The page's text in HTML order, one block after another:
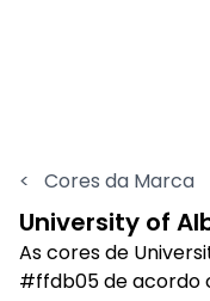
< Cores da Marca
University of
As cores de
#ffdb05 de acordo